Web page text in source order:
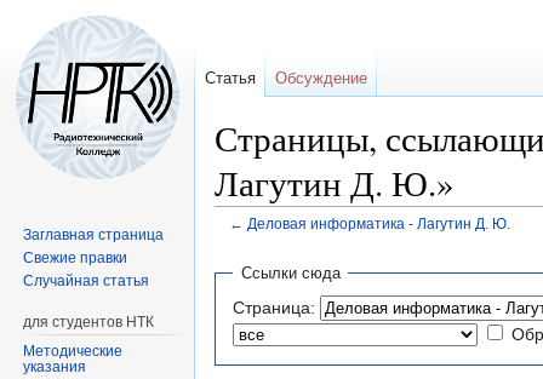
Страницы,
Лагутин Д. Ю.»
← Деловая информатика - Лагутин Д. Ю.
Перейти
навигации
Перейти
поиску
Ссылки сюда
Страница:
Статья Обсуждение
Заглавная страница
Свежие правки
Случайная статья
для студентов НТК
Методические
указания